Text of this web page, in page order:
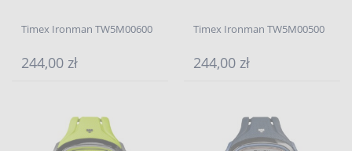
Timex Ironman TW5M00600
244,00 zł
Timex Ironman TW5M00500
244,00 zł